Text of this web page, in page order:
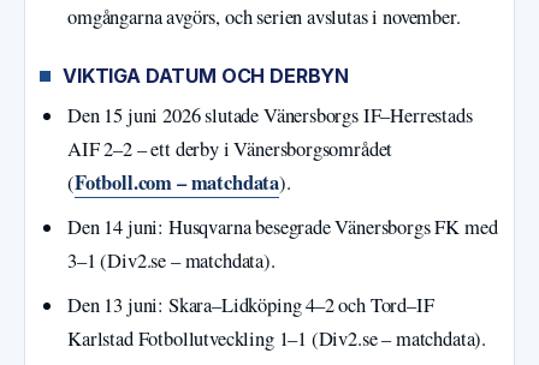
omgångarna avgörs, och serien avslutas i november.
VIKTIGA DATUM OCH DERBYN
Den 15 juni 2026 slutade Vänersborgs IF–Herrestads
AIF 2–2 – ett derby i Vänersborgsområdet
(Fotboll.com – matchdata).
Den 14 juni: Husqvarna besegrade Vänersborgs FK med
3–1 (Div2.se – matchdata).
Den 13 juni: Skara–Lidköping 4–2 och Tord–IF
Karlstad Fotbollutveckling 1–1 (Div2.se – matchdata).